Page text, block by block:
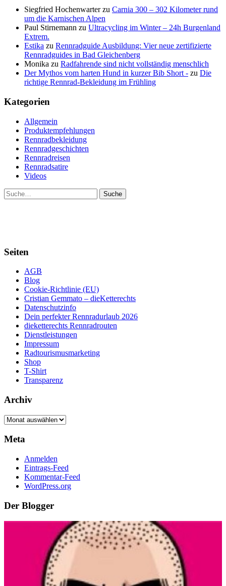
Siegfried Hochenwarterzu Carnia 300 – 302 Kilometer rund
um die Karnischen Alpen
Paul Stirnemann zu Ultracycling im Winter – 24h Burgenland
Extrem.
Estika zu Rennradguide Ausbildung: Vier neue zertifizierte
Rennradguides in Bad Gleichenberg
Monika zu Radfahrende sind nicht vollständig menschlich
Der Mythos vom harten Hund in kurzer Bib Short - zu Die
richtige Rennrad-Bekleidung im Frühling
Kategorien
Allgemein
Produktempfehlungen
Rennradbekleidung
Rennradgeschichten
Rennradreisen
Rennradsatire
Videos
Suche
Seiten
AGB
Blog
Cookie-Richtlinie (EU)
Cristian Gemmato – dieKetterechts
Datenschutzinfo
Dein perfekter Rennradurlaub 2026
dieketterechts Rennradrouten
Dienstleistungen
Impressum
Radtourismusmarketing
Shop
T-Shirt
Transparenz
Archiv
Archiv
Meta
Anmelden
Eintrags-Feed
Kommentar-Feed
WordPress.org
Der Blogger